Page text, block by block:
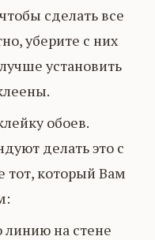
сделать все
уберите с них
установить
обоев.
делать это с
тот, который Вам
линию на стене